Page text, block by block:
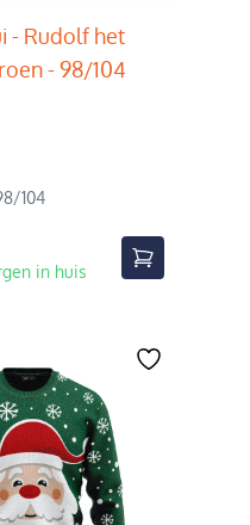
- Rudolf het
- 98/104
104
in huis